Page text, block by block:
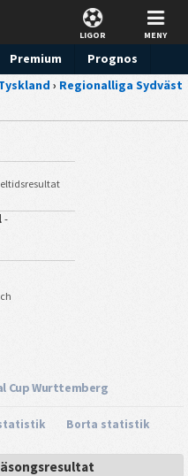
LIGOR MENY
Premium
Prognos
› Regionalliga Sydväst
-
Cup Wurttemberg
Borta statistik